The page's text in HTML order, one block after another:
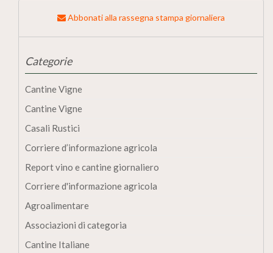
Abbonati alla rassegna stampa giornaliera
Categorie
Cantine Vigne
Cantine Vigne
Casali Rustici
Corriere d’informazione agricola
Report vino e cantine giornaliero
Corriere d'informazione agricola
Agroalimentare
Associazioni di categoria
Cantine Italiane